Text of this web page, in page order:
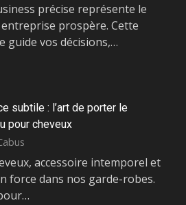
précise représente le
prospère. Cette
guide vos décisions,…
subtile : l’art de porter le
pour cheveux
accessoire intemporel et
force dans nos garde-robes.